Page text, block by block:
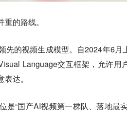
的路线。
先的视频生成模型。自2024年6月
Language交互框架，允许用
达。
是“国产AI视频第一梯队、落地最